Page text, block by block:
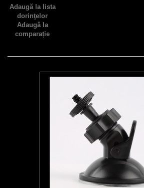
Adaugă la lista
dorinţelor
Adaugă la
comparație